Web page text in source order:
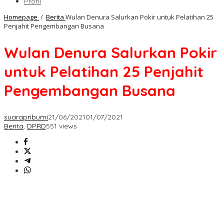
Homepage / Berita Wulan Denura Salurkan Pokir untuk Pelatihan 25
Penjahit Pengembangan Busana
Wulan Denura Salurkan Pokir
untuk Pelatihan 25 Penjahit
Pengembangan Busana
suarapribumi21/06/202101/07/2021
Berita, DPRD551 views